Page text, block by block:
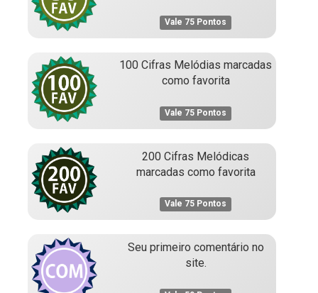
Vale 75 Pontos
100 Cifras Melódias marcadas
como favorita
Vale 75 Pontos
200 Cifras Melódicas
marcadas como favorita
Vale 75 Pontos
Seu primeiro comentário no
site.